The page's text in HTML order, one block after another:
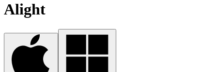
Alight